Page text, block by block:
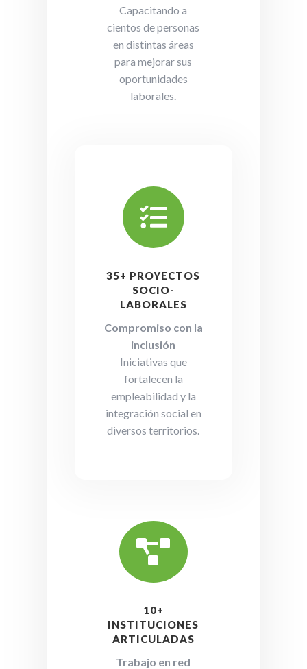
Capacitando a
cientos de personas
en distintas áreas
para mejorar sus
oportunidades
laborales.

35+ PROYECTOS
SOCIO-
LABORALES
Compromiso con la
inclusión
Iniciativas que
fortalecen la
empleabilidad y la
integración social en
diversos territorios.

10+
INSTITUCIONES
ARTICULADAS
Trabajo en red